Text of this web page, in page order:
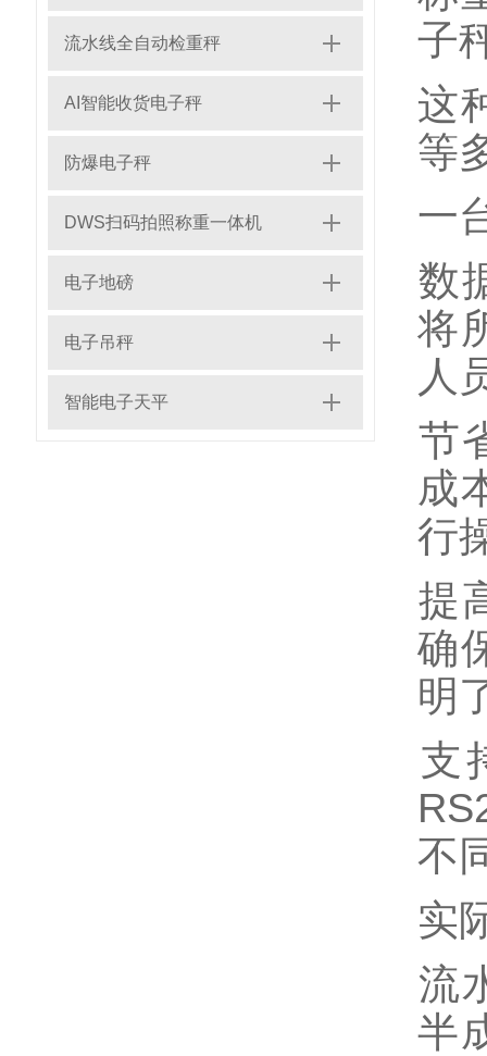
流水线全自动检重秤
AI智能收货电子秤
防爆电子秤
DWS扫码拍照称重一体机
电子地磅
电子吊秤
智能电子天平
子
这
等
一
数
将
人
节
成
行
提
确
明
支
不
实
流
半